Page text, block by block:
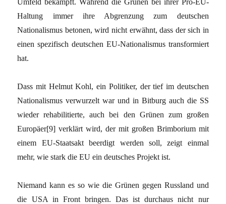
Haltung immer ihre Abgrenzung zum deutschen
Nationalismus betonen, wird nicht erwähnt, dass der sich in
einen spezifisch deutschen EU-Nationalismus transformiert
hat.
Dass mit Helmut Kohl, ein Politiker, der tief im deutschen
Nationalismus verwurzelt war und in Bitburg auch die SS
wieder rehabilitierte, auch bei den Grünen zum großen
Europäer[9] verklärt wird, der mit großen Brimborium mit
einem EU-Staatsakt beerdigt werden soll, zeigt einmal
mehr, wie stark die EU ein deutsches Projekt ist.
Niemand kann es so wie die Grünen gegen Russland und
die USA in Front bringen. Das ist durchaus nicht nur